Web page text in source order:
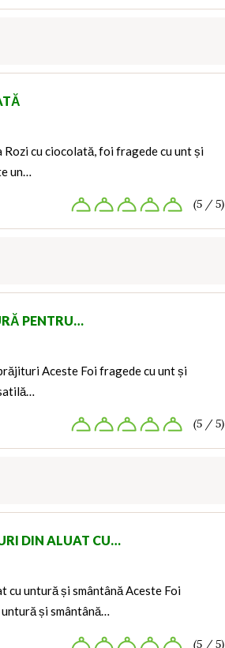
cu ciocolată, foi fragede cu unt și
un…
(5 / 5)
PENTRU…
Aceste Foi fragede cu unt și
(5 / 5)
DIN ALUAT CU…
untură și smântână Aceste Foi
și smântână…
(5 / 5)